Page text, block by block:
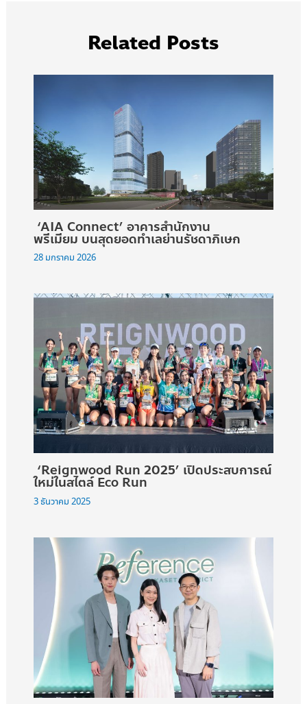
Related Posts
‘AIA Connect’ อาคารสำนักงาน
พรีเมียม บนสุดยอดทำเลย่านรัชดาภิเษก
28 มกราคม 2026
‘Reignwood Run 2025’ เปิดประสบการณ์
ใหม่ในสไตล์ Eco Run
3 ธันวาคม 2025